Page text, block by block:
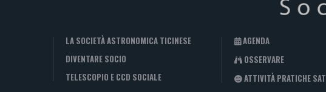
LA SOCIETÀ ASTRONOMICA TICINESE
DIVENTARE SOCIO
TELESCOPIO E CCD SOCIALE
AGENDA
OSSERVARE
ATTIVITÀ PRATICHE SAT